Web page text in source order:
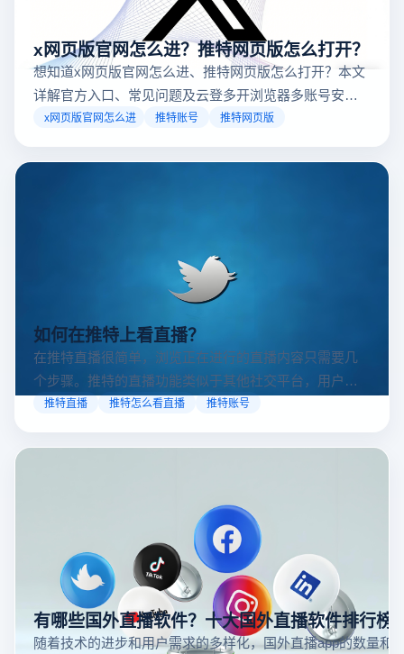
x网页版官网怎么进？推特网页版怎么打开？
想知道x网页版官网怎么进、推特网页版怎么打开？本文
详解官方入口、常见问题及云登多开浏览器多账号安全
访问方案，助你稳定登录高效运营。
x网页版官网怎么进 推特账号 推特网页版
如何在推特上看直播？
在推特直播很简单，浏览正在进行的直播内容只需要几
个步骤。推特的直播功能类似于其他社交平台，用户可
以通过关注自己喜欢的账号、浏览话题标签或查看实时
可以随时随地参与实时互动，无论是关注新闻事件、休
推特直播 推特怎么看直播 推特账号
有哪些国外直播软件？十大国外直播软件排行榜
随着技术的进步和用户需求的多样化，国外直播app的数量和